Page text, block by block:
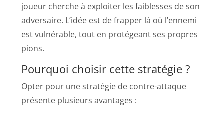
joueur cherche à exploiter les faiblesses de son
adversaire. L’idée est de frapper là où l’ennemi
est vulnérable, tout en protégeant ses propres
pions.
Pourquoi choisir cette stratégie ?
Opter pour une stratégie de contre-attaque
présente plusieurs avantages :